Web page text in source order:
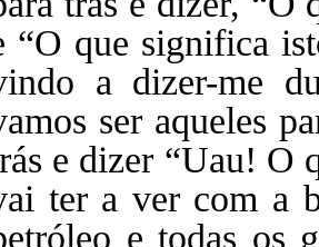
“O que significa
a dizer-me
ser aqueles
e dizer “Uau! O
ter a ver com a
e todas os